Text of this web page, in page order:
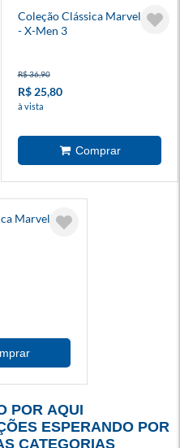
Coleção Clássica Marvel 30
- X-Men 3
R$ 36,90
R$ 25,80
à vista
Marvel 22
POR AQUI
ESPERANDO POR
CATEGORIAS